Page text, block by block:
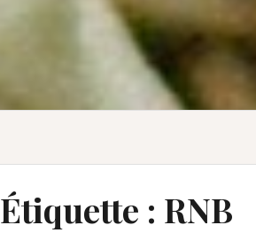
Étiquette : RNB